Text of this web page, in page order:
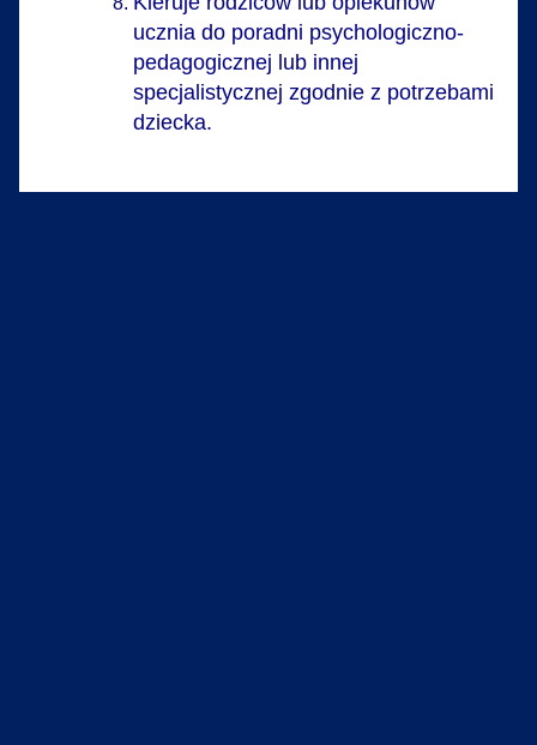
ucznia do poradni psychologiczno-
pedagogicznej lub innej
specjalistycznej zgodnie z potrzebami
dziecka.